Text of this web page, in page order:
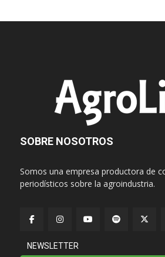
SOBRE NOSOTROS
Somos una empresa productora de
periodísticos sobre la agroindustria.
NEWSLETTER